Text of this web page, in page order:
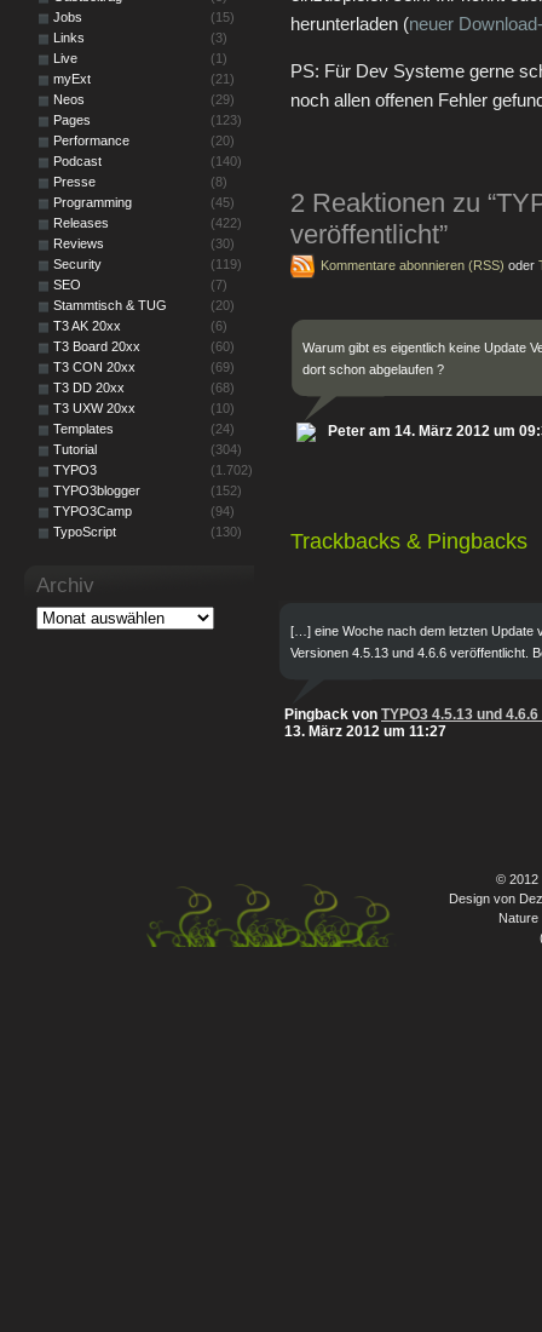
herunterladen (neuer
PS: Für Dev Systeme gerne
noch allen offenen Fehler
2 Reaktionen zu
veröffentlicht”
Kommentare abonnieren (RSS) oder
Warum gibt es eigentlich keine Update
dort schon abgelaufen ?
Peter am 14. März 2012 um
Trackbacks & Pingbacks
[…] eine Woche nach dem letzten Update
Versionen 4.5.13 und 4.6.6 veröffentlicht.
Pingback von TYPO3 4.5.13 und
13. März 2012 um 11:27
Jobs
(15)
Links
(3)
Live
(1)
myExt
(21)
Neos
(29)
Pages
(123)
Performance
(20)
Podcast
(140)
Presse
(8)
Programming
(45)
Releases
(422)
Reviews
(30)
Security
(119)
SEO
(7)
Stammtisch & TUG
(20)
T3 AK 20xx
(6)
T3 Board 20xx
(60)
T3 CON 20xx
(69)
T3 DD 20xx
(68)
T3 UXW 20xx
(10)
Templates
(24)
Tutorial
(304)
TYPO3
(1.702)
TYPO3blogger
(152)
TYPO3Camp
(94)
TypoScript
(130)
Archiv
© 2012
Design von
Nature